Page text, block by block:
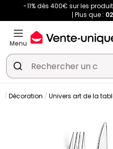
-11% dès 400€ sur les
Plus que :
Menu
Décoration Univers art de la